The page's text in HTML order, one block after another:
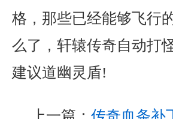
格，那些已经能够飞行
么了，轩辕传奇自动
建议道幽灵盾!
上一篇： 传奇血条补